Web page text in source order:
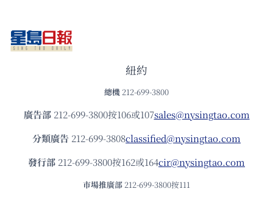
紐約
總機 212-699-3800
廣告部212-699-3800按106或107sales@nysingtao.com
分類廣告 212-699-3808classified@nysingtao.com
發⾏部 212-699-3800按162或164cir@nysingtao.com
市場推廣部 212-699-3800按111